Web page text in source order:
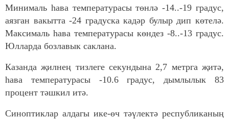
Минималь һава температурасы төнлә -14..-19 градус,
аязган вакытта -24 градуска кадәр булыр дип көтелә.
Максималь һава температурасы көндез -8..-13 градус.
Юлларда бозлавык саклана.
Казанда җилнең тизлеге секундына 2,7 метрга җитә,
һава температурасы -10.6 градус, дымлылык 83
процент тәшкил итә.
Синоптиклар алдагы ике-өч тәүлектә республиканың